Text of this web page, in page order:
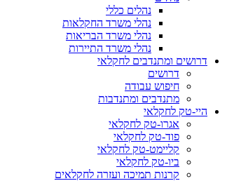
נהלים כללי
נהלי משרד החקלאות
נהלי משרד הבריאות
נהלי משרד התיירות
דרושים ומתנדבים לחקלאי
דרושים
חיפוש עבודה
מתנדבים ומתנדבות
היי-טק לחקלאי
אגרו-טק לחקלאי
פוד-טק לחקלאי
קליימט-טק לחקלאי
ביו-טק לחקלאי
קרנות תמיכה ועזרה לחקלאים